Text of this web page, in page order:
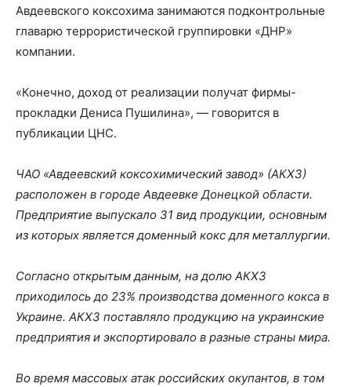
Авдеевского коксохима занимаются подконтрольные
главарю террористической группировки «ДНР»
компании.
«Конечно, доход от реализации получат фирмы-
прокладки Дениса Пушилина», — говорится в
публикации ЦНС.
ЧАО «Авдеевский коксохимический завод» (АКХЗ)
расположен в городе Авдеевке Донецкой области.
Предприятие выпускало 31 вид продукции, основным
из которых является доменный кокс для металлургии.
Согласно открытым данным, на долю АКХЗ
приходилось до 23% производства доменного кокса в
Украине. АКХЗ поставляло продукцию на украинские
предприятия и экспортировало в разные страны мира.
Во время массовых атак российских окупантов, в том